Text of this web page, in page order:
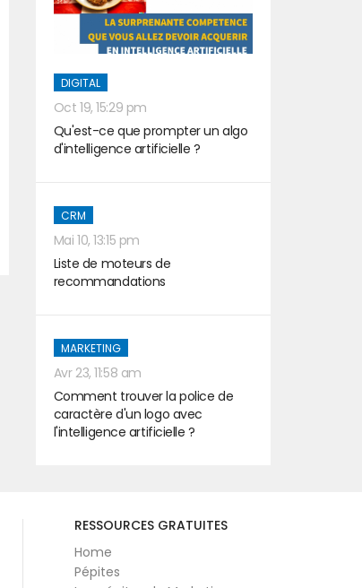
DIGITAL
Oct 19, 15:29 pm
Qu'est-ce que prompter un algo
d'intelligence artificielle ?
CRM
Mai 10, 13:15 pm
Liste de moteurs de
recommandations
MARKETING
Avr 23, 11:58 am
Comment trouver la police de
caractère d'un logo avec
l'intelligence artificielle ?
RESSOURCES GRATUITES
Home
Pépites